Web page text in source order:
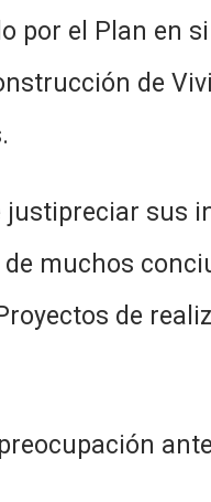
por el Plan en
de
sus
muchos
de